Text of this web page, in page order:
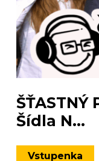
ŠŤASTNÝ
Šídla N...
Vstupenka